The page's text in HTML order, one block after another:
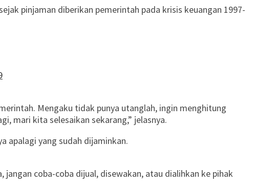
pinjaman diberikan pemerintah pada krisis keuangan 1997-
Mengaku tidak punya utanglah, ingin menghitung
mari kita selesaikan sekarang,” jelasnya.
apalagi yang sudah dijaminkan.
coba-coba dijual, disewakan, atau dialihkan ke pihak